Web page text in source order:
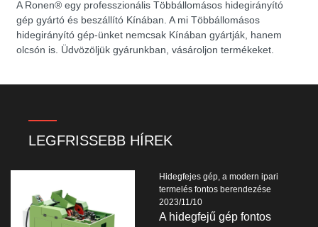
A Ronen® egy professzionális Többállomásos hidegirányító
gép gyártó és beszállító Kínában. A mi Többállomásos
hidegirányító gép-ünket nemcsak Kínában gyártják, hanem
olcsón is. Üdvözöljük gyárunkban, vásároljon termékeket.
LEGFRISSEBB HÍREK
Hidegfejes gép, a modern ipari
termelés fontos berendezése
2023/11/10
A hidegfejű gép fontos